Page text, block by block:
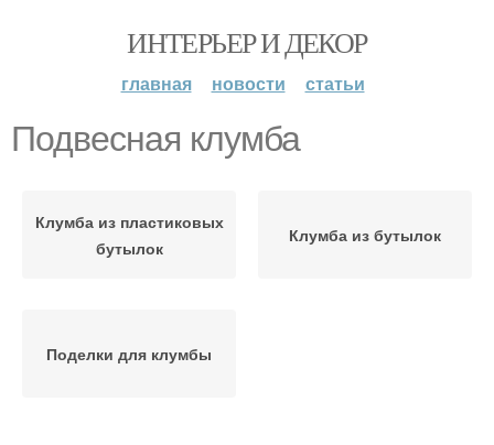
ИНТЕРЬЕР И ДЕКОР
главная новости статьи
Подвесная клумба
Клумба из пластиковых
бутылок
Клумба из бутылок
Поделки для клумбы